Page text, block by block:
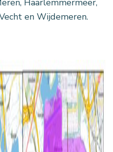
Haarlemmermeer,
en Wijdemeren.